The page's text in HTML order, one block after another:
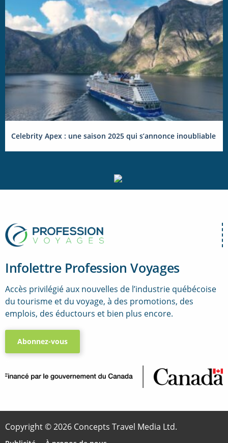
Celebrity Apex : une saison 2025 qui s’annonce inoubliable
Infolettre Profession Voyages
Accès privilégié aux nouvelles de l’industrie québécoise
du tourisme et du voyage, à des promotions, des
emplois, des éductours et bien plus encore.
Abonnez-vous
Copyright © 2026 Concepts Travel Media Ltd.